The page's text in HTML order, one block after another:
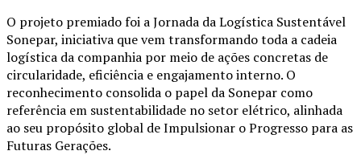
O projeto premiado foi a Jornada da Logística Sustentável
Sonepar, iniciativa que vem transformando toda a cadeia
logística da companhia por meio de ações concretas de
circularidade, eficiência e engajamento interno. O
reconhecimento consolida o papel da Sonepar como
referência em sustentabilidade no setor elétrico, alinhada
ao seu propósito global de Impulsionar o Progresso para as
Futuras Gerações.